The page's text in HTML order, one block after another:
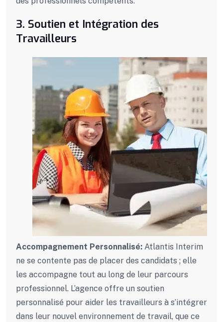
3. Soutien et Intégration des
Travailleurs
Accompagnement Personnalisé: Atlantis Interim
ne se contente pas de placer des candidats ; elle
les accompagne tout au long de leur parcours
professionnel. L’agence offre un soutien
personnalisé pour aider les travailleurs à s’intégrer
dans leur nouvel environnement de travail, que ce